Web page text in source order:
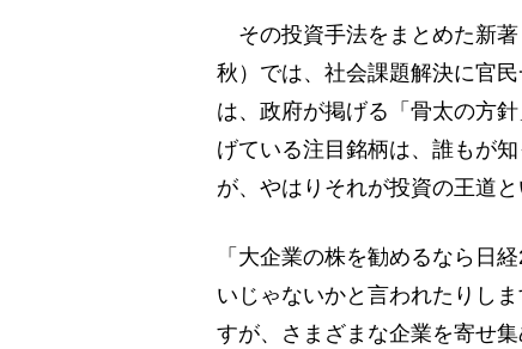
その投資手法をまとめた新
秋）では、社会課題解決に官
は、政府が掲げる「骨太の方
げている注目銘柄は、誰もが
が、やはりそれが投資の王道と
「大企業の株を勧めるなら日
いじゃないかと言われたりし
すが、さまざまな企業を寄せ